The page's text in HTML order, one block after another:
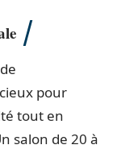
pour
tout en
salon de 20 à